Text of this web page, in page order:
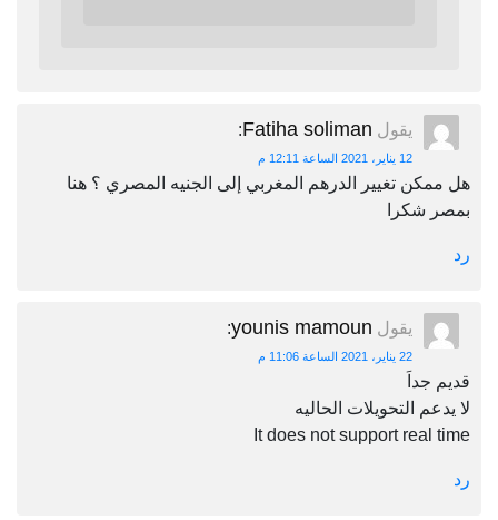
يقول Fatiha soliman
:
12 يناير، 2021 الساعة 12:11 م
هل ممكن تغيير الدرهم المغربي إلى الجنيه المصري ؟ هنا
بمصر شكرا
رد
يقول younis mamoun
:
22 يناير، 2021 الساعة 11:06 م
قديم جداَ
لا يدعم التحويلات الحاليه
It does not support real time
رد